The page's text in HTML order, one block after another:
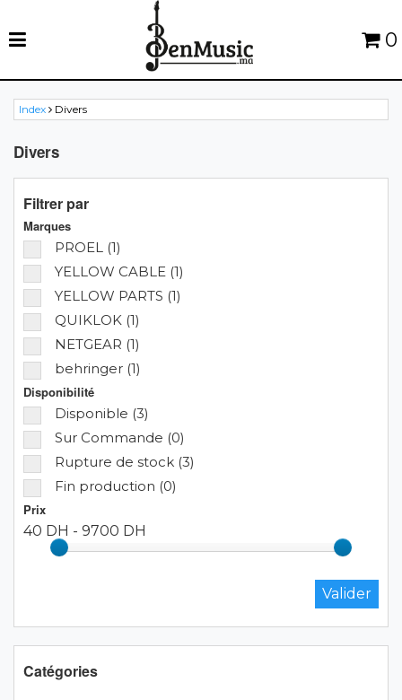
0
Index Divers
Divers
Filtrer par
Marques
PROEL (1)
YELLOW CABLE (1)
YELLOW PARTS (1)
QUIKLOK (1)
NETGEAR (1)
behringer (1)
Disponibilité
Disponible (3)
Sur Commande (0)
Rupture de stock (3)
Fin production (0)
Prix
40 DH - 9700 DH
Catégories